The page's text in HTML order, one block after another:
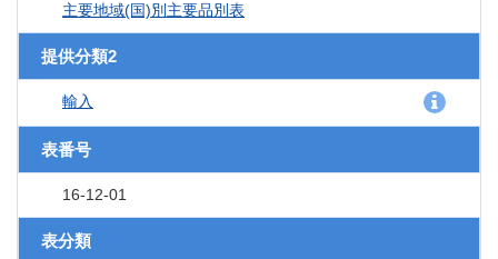
主要地域(国)別主要品別表
提供分類2
輸入
表番号
16-12-01
表分類